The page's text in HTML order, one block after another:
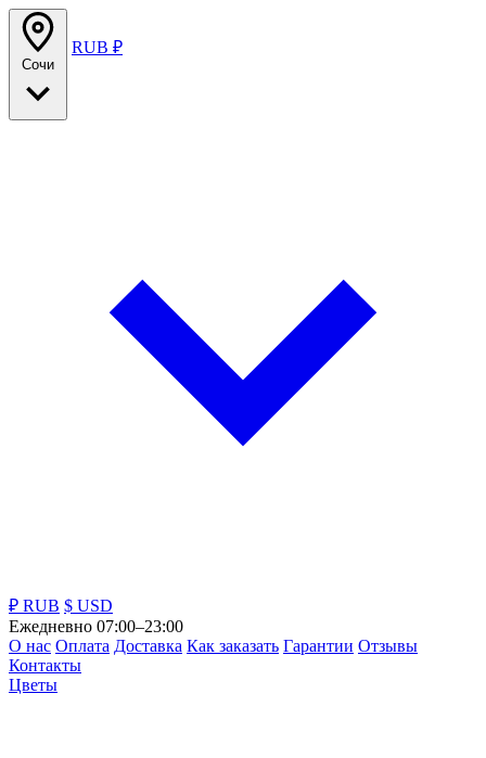
Сочи
RUB ₽
₽ RUB $ USD
Ежедневно 07:00–23:00
О нас Оплата Доставка Как заказать Гарантии Отзывы
Контакты
Цветы